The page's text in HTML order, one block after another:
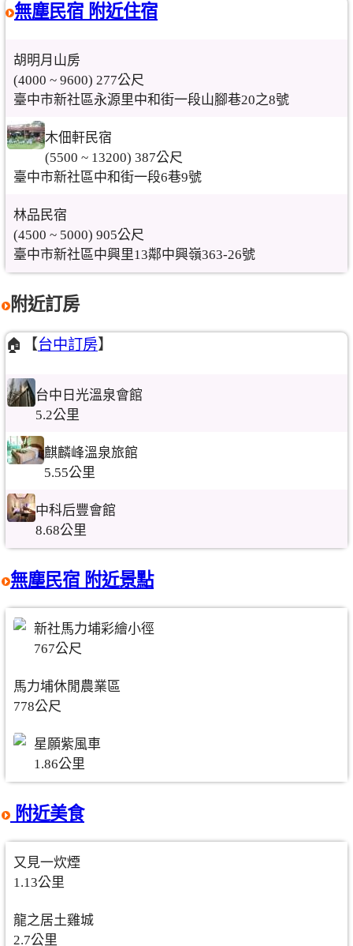
無塵民宿 附近住宿
胡明月山房
(4000 ~ 9600) 277公尺
臺中市新社區永源里中和街一段山腳巷20之8號
木佃軒民宿
(5500 ~ 13200) 387公尺
臺中市新社區中和街一段6巷9號
林品民宿
(4500 ~ 5000) 905公尺
臺中市新社區中興里13鄰中興嶺363-26號
附近訂房
🏠【台中訂房】
台中日光溫泉會館
5.2公里
麒麟峰溫泉旅館
5.55公里
中科后豐會館
8.68公里
無塵民宿 附近景點
新社馬力埔彩繪小徑
767公尺
馬力埔休閒農業區
778公尺
星願紫風車
1.86公里
附近美食
又見一炊煙
1.13公里
龍之居土雞城
2.7公里